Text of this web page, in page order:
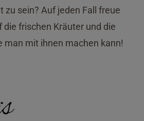
zu sein? Auf jeden Fall freue
die frischen Kräuter und die
man mit ihnen machen kann!